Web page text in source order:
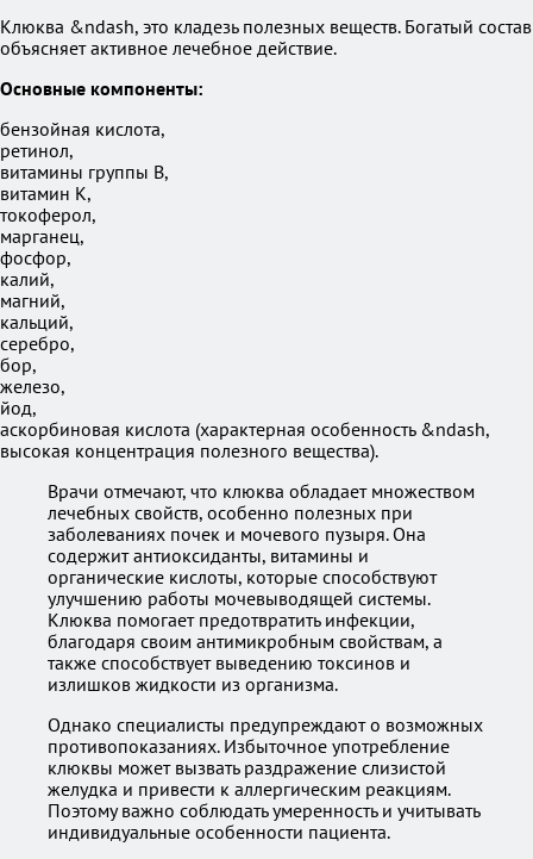
Клюква &ndash, это кладезь полезных веществ. Богатый состав
объясняет активное лечебное действие.
Основные компоненты:
бензойная кислота,
ретинол,
витамины группы В,
витамин К,
токоферол,
марганец,
фосфор,
калий,
магний,
кальций,
серебро,
бор,
железо,
йод,
аскорбиновая кислота (характерная особенность &ndash,
высокая концентрация полезного вещества).
Врачи отмечают, что клюква обладает множеством
лечебных свойств, особенно полезных при
заболеваниях почек и мочевого пузыря. Она
содержит антиоксиданты, витамины и
органические кислоты, которые способствуют
улучшению работы мочевыводящей системы.
Клюква помогает предотвратить инфекции,
благодаря своим антимикробным свойствам, а
также способствует выведению токсинов и
излишков жидкости из организма.
Однако специалисты предупреждают о возможных
противопоказаниях. Избыточное употребление
клюквы может вызвать раздражение слизистой
желудка и привести к аллергическим реакциям.
Поэтому важно соблюдать умеренность и учитывать
индивидуальные особенности пациента.